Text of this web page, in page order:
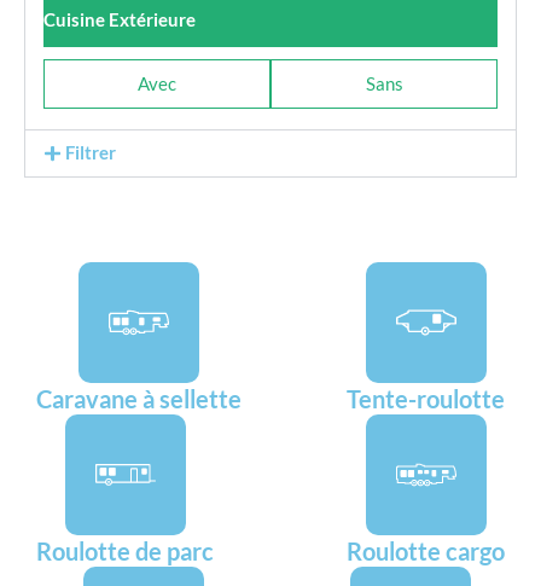
Cuisine Extérieure
Avec Sans
Filtrer
Caravane à sellette Tente-roulotte
Roulotte de parc Roulotte cargo